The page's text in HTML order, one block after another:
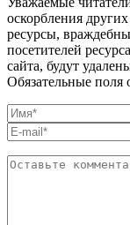
оскорбления
ресурсы,
посетителей
сайта, будут
Обязательные поля